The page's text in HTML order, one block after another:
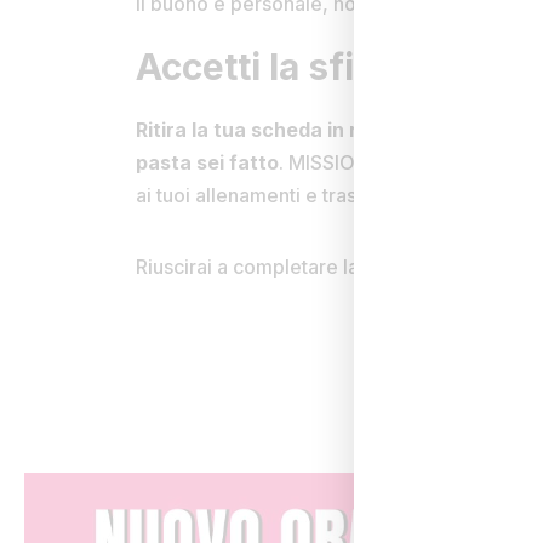
Accetti la sfida?
Ritira la tua scheda in reception, inizia a
pasta sei fatto. MISSIONE 15 è
ai tuoi allenamenti e trasformare la costanza
Riuscirai a completare la MISSIONE 15